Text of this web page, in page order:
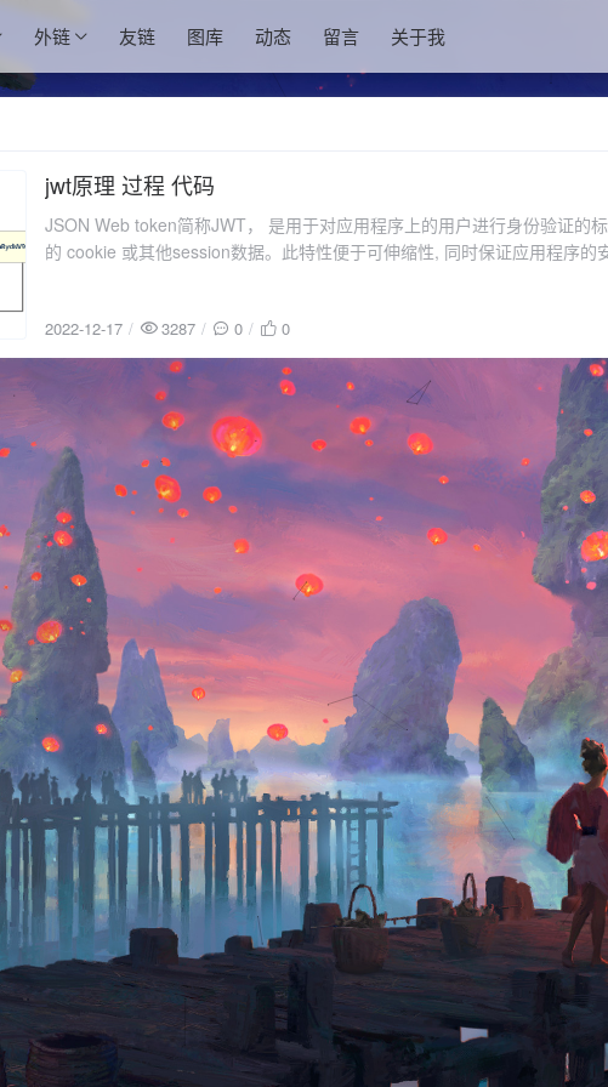
外链 友链 图库 动态 留言 关于我
2022-12-17
jwt原理 过程 代码
JSON Web token简称JWT， 是用于对应用程序上的用户进行身份验证的
的 cookie 或其他session数据。此特性便于可伸缩性, 同时保证应用程序的
2022-12-17 3287 0 0